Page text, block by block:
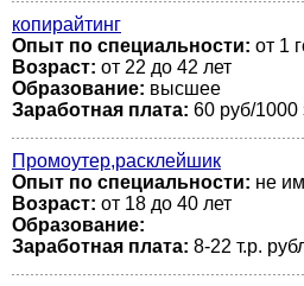
копирайтинг
Опыт по специальности: от 1
Возраст: от 22 до 42 лет
Образование: высшее
Заработная плата: 60 руб/1000
Промоутер,расклейшик
Опыт по специальности: не
Возраст: от 18 до 40 лет
Образование:
Заработная плата: 8-22 т.р.